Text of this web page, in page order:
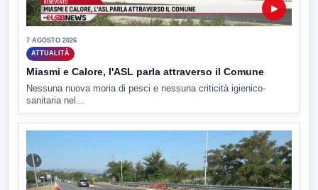
▶
7 AGOSTO 2026
ATTUALITÀ
Miasmi e Calore, l'ASL parla attraverso il Comune
Nessuna nuova moria di pesci e nessuna criticità igienico-
sanitaria nel...